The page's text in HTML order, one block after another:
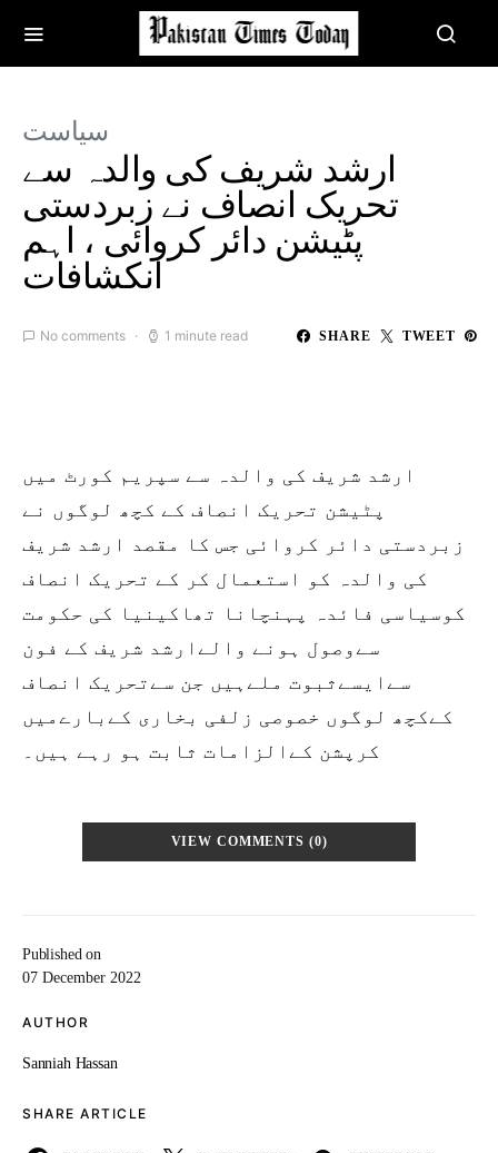
سیاست
ارشد شریف کی والدہ سے
تحریک انصاف نے زبردستی
پٹیشن دائر کروائی ، اہم
انکشافات
No comments 1 minute read SHARE TWEET
Published on
07 December 2022
AUTHOR
Sanniah Hassan
SHARE ARTICLE
ارشد شریف کی والدہ سے سپریم کورٹ میں
پٹیشن تحریک انصاف کے کچھ لوگوں نے
زبردستی دائر کروائی جس کا مقصد ارشد شریف
کی والدہ کو استعمال کر کے تحریک انصاف
کوسیاسی فائدہ پہنچانا تھاکینیا کی حکومت
سےوصول ہونے والےارشد شریف کے فون
سےایسےثبوت ملےہیں جن سےتحریک انصاف
کےکچھ لوگوں خصوصی زلفی بخاری کےبارےمیں
کرپشن کےالزامات ثابت ہو رہے ہیں۔
VIEW COMMENTS (0)